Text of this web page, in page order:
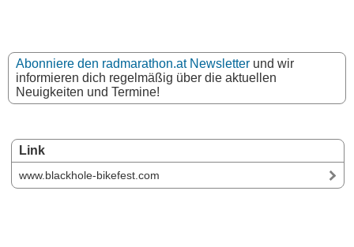
Link
www.blackhole-bikefest.com
Abonniere den radmarathon.at Newsletter und wir
informieren dich regelmäßig über die aktuellen
Neuigkeiten und Termine!